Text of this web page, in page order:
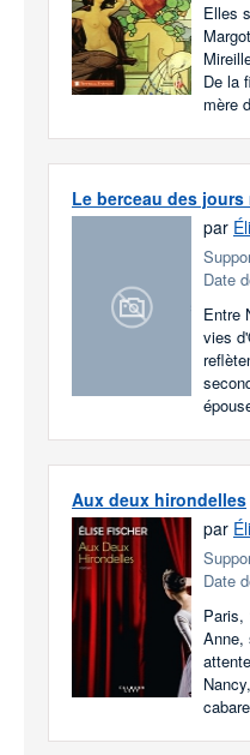
Elles
De la
mère
Le berceau des jours
par
Date
Entre
vies
Aux deux hirondelles
par
Date
Paris,
Anne,